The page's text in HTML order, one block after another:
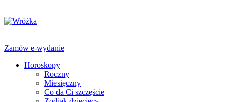
Zamów e-wydanie
Horoskopy
Roczny
Miesięczny
Co da Ci szczęście